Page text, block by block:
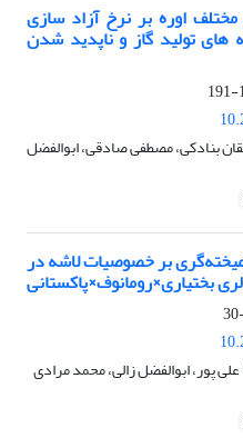
اوره بر نرخ آزاد سازی
های تولید گاز و ناپدید شدن
بنادکی، مصطفی صادقی، ابوالفضل
بر خصوصیات لاشه در
بختیاری×رومانوف×پاکستانی
پور، ابوالفضل زالی، محمد مرادی